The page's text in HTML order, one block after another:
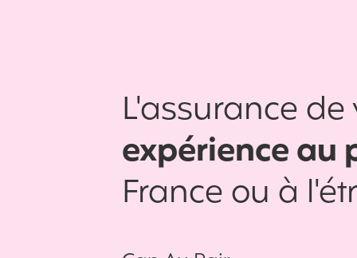
L'assurance de
expérience au
France ou à